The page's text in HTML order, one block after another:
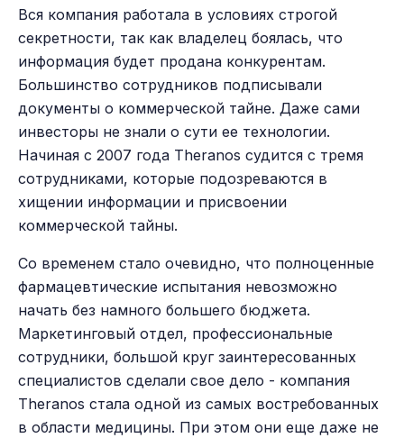
Вся компания работала в условиях строгой
секретности, так как владелец боялась, что
информация будет продана конкурентам.
Большинство сотрудников подписывали
документы о коммерческой тайне. Даже сами
инвесторы не знали о сути ее технологии.
Начиная с 2007 года Theranos судится с тремя
сотрудниками, которые подозреваются в
хищении информации и присвоении
коммерческой тайны.
Со временем стало очевидно, что полноценные
фармацевтические испытания невозможно
начать без намного большего бюджета.
Маркетинговый отдел, профессиональные
сотрудники, большой круг заинтересованных
специалистов сделали свое дело - компания
Theranos стала одной из самых востребованных
в области медицины. При этом они еще даже не